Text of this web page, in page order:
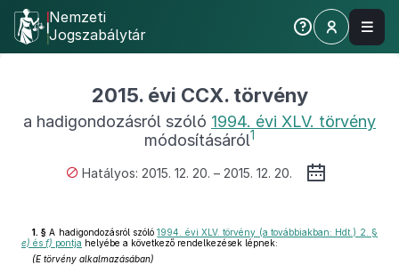
Nemzeti
Jogszabálytár
2015. évi CCX. törvény
a hadigondozásról szóló 1994. évi XLV. törvény
módosításáról1
Hatályos: 2015. 12. 20. – 2015. 12. 20.
1. § A hadigondozásról szóló1994. évi XLV. törvény (a továbbiakban: Hdt.) 2. §
e) és f) pontja helyébe a következő rendelkezések lépnek:
(E törvény alkalmazásában)